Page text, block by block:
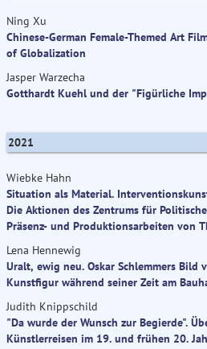
Ning Xu
Chinese-German Female-Themed Art
of Globalization
Jasper Warzecha
Gotthardt Kuehl und der "Figürliche
2021
Wiebke Hahn
Situation als Material.
Die Aktionen des Zentrums für
Präsenz- und Produktionsarbeiten von
Lena Hennewig
Uralt, ewig neu. Oskar Schlemmers Bild
Kunstfigur während seiner Zeit am
Judith Knippschild
"Da wurde der Wunsch zur Begierde".
Künstlerreisen im 19. und frühen 20.